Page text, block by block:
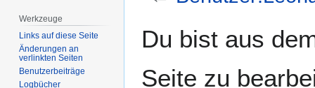
Navigation
Suche
Du bist aus
Seite zu
Werkzeuge
Links auf diese Seite
Änderungen an
verlinkten Seiten
Benutzerbeiträge
Logbücher